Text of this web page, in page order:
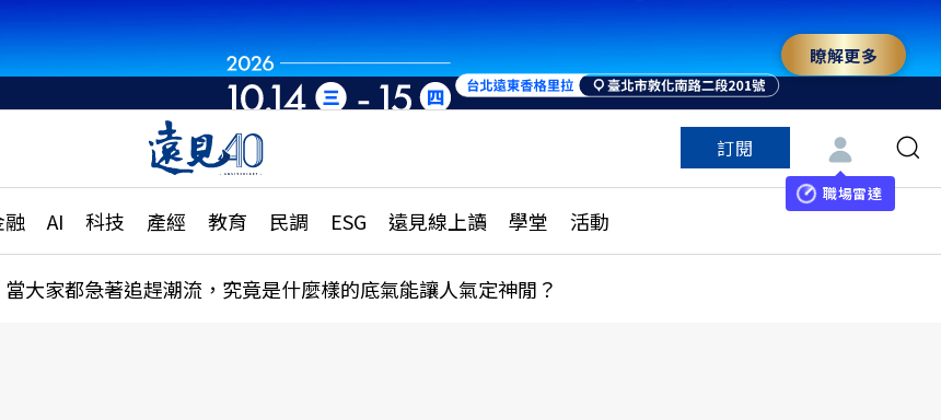
世界重組・洞見未來 與世界領袖同行
瞭解更多
訂閱
職場雷達
AI 科技 產經 教育 民調 ESG 遠見線上讀 學堂 活動
國際
特輯
大學升學、職涯攻略
縣市施政調查全解析
民調
更多訂閱方案
特色頻道
當大家都急著追趕潮流，究竟是什麼樣的底氣能讓人氣定神閒？